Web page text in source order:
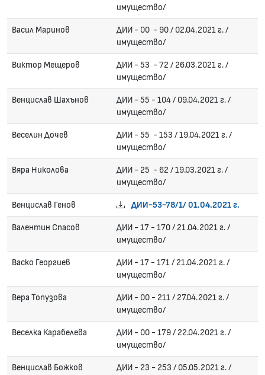
имущество/
Васил Маринов
ДИИ - 00 - 90 / 02.04.2021 г. /
имущество/
Виктор Мещеров
ДИИ - 53 - 72 / 26.03.2021 г. /
имущество/
Венцислав Шахънов
ДИИ - 55 - 104 / 09.04.2021 г. /
имущество/
Веселин Дочев
ДИИ - 55 - 153 / 19.04.2021 г. /
имущество/
Вяра Николова
ДИИ - 25 - 62 / 19.03.2021 г. /
имущество/
Венцислав Генов ДИИ-53-78/1/ 01.04.2021 г.
Валентин Спасов
ДИИ - 17 - 170 / 21.04.2021 г. /
имущество/
Васко Георгиев
ДИИ - 17 - 171 / 21.04.2021 г. /
имущество/
Вера Топузова
ДИИ - 00 - 211 / 27.04.2021 г. /
имущество/
Веселка Карабелева
ДИИ - 00 - 179 / 22.04.2021 г. /
имущество/
Венцислав Божков
ДИИ - 23 - 253 / 05.05.2021 г. /